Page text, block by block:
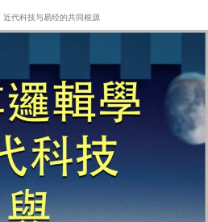
近代科技与易经的共同根源